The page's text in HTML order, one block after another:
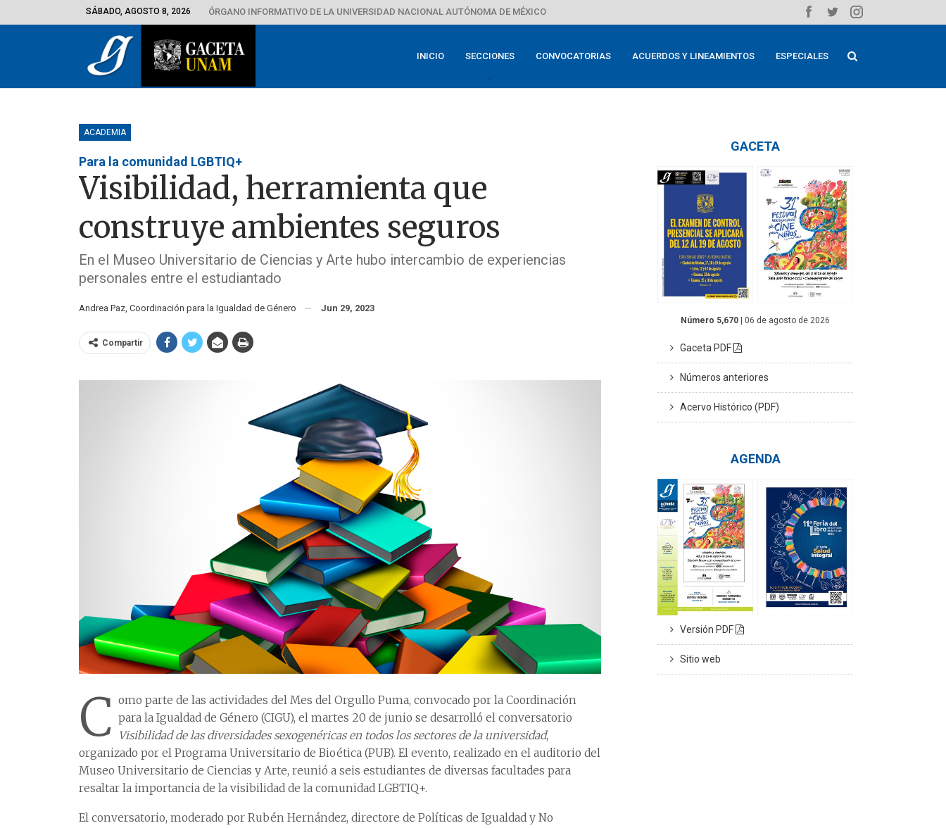
SÁBADO, AGOSTO 8, 2026 ÓRGANO INFORMATIVO DE LA UNIVERSIDAD NACIONAL AUTÓNOMA DE MÉXICO
INICIO SECCIONES CONVOCATORIAS ACUERDOS Y LINEAMIENTOS ESPECIALES
ACADEMIA
Para la comunidad LGBTIQ+
Visibilidad, herramienta que
construye ambientes seguros
En el Museo Universitario de Ciencias y Arte hubo intercambio de experiencias
personales entre el estudiantado
Andrea Paz, Coordinación para la Igualdad de Género Jun 29, 2023
Compartir
C omo parte de las actividades del Mes del Orgullo Puma, convocado por la Coordinación
para la Igualdad de Género (CIGU), el martes 20 de junio se desarrolló el conversatorio
Visibilidad de las diversidades sexogenéricas en todos los sectores de la universidad,
organizado por el Programa Universitario de Bioética (PUB). El evento, realizado en el auditorio del
Museo Universitario de Ciencias y Arte, reunió a seis estudiantes de diversas facultades para
resaltar la importancia de la visibilidad de la comunidad LGBTIQ+.
El conversatorio, moderado por Rubén Hernández, directore de Políticas de Igualdad y No
GACETA
Número 5,670 | 06 de agosto de 2026
Gaceta PDF
Números anteriores
Acervo Histórico (PDF)
AGENDA
Versión PDF
Sitio web